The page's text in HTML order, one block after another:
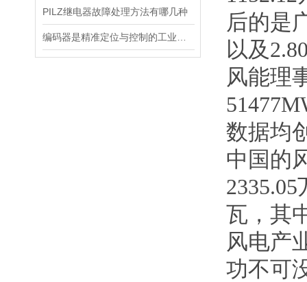
PILZ继电器故障处理方法有哪几种
后的是
以及
风能理
数据均
中国的
瓦，其
风电产
功不可